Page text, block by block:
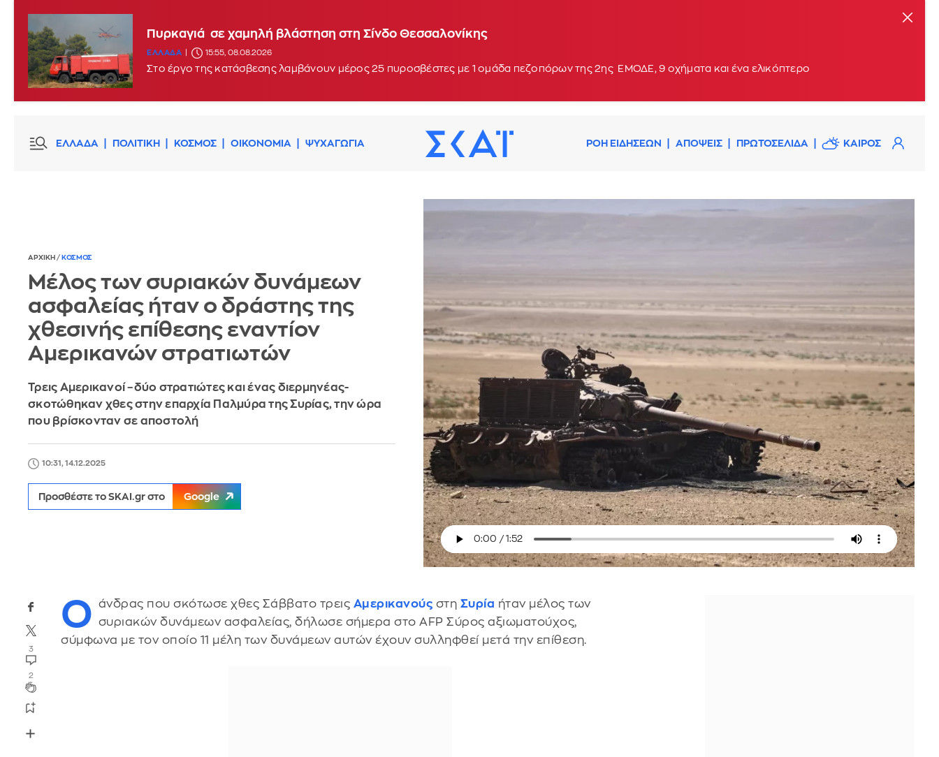
Πυρκαγιά σε χαμηλή βλάστηση στη Σίνδο Θεσσαλονίκης
ΕΛΛΑΔΑ 15:55, 08.08.2026
Στο έργο της κατάσβεσης λαμβάνουν μέρος 25 πυροσβέστες με 1 ομάδα πεζοπόρων της 2ης ΕΜΟΔΕ, 9 οχήματα και ένα ελικόπτερο
ΕΛΛΑΔΑ ΠΟΛΙΤΙΚΗ ΚΟΣΜΟΣ ΟΙΚΟΝΟΜΙΑ ΨΥΧΑΓΩΓΙΑ ΡΟΗ ΕΙΔΗΣΕΩΝ ΑΠΟΨΕΙΣ ΠΡΩΤΟΣΕΛΙΔΑ ΚΑΙΡΟΣ
ΑΡΧΙΚΗ / ΚΟΣΜΟΣ
Μέλος των συριακών δυνάμεων
ασφαλείας ήταν ο δράστης της
χθεσινής επίθεσης εναντίον
Αμερικανών στρατιωτών
Τρεις Αμερικανοί –δύο στρατιώτες και ένας διερμηνέας-
σκοτώθηκαν χθες στην επαρχία Παλμύρα της Συρίας, την ώρα
που βρίσκονταν σε αποστολή
10:31, 14.12.2025
Προσθέστε το SKAI.gr στο Google
3
2
Ο άνδρας που σκότωσε χθες Σάββατο τρεις Αμερικανούς στη Συρία ήταν μέλος των
συριακών δυνάμεων ασφαλείας, δήλωσε σήμερα στο AFP Σύρος αξιωματούχος,
σύμφωνα με τον οποίο 11 μέλη των δυνάμεων αυτών έχουν συλληφθεί μετά την επίθεση.